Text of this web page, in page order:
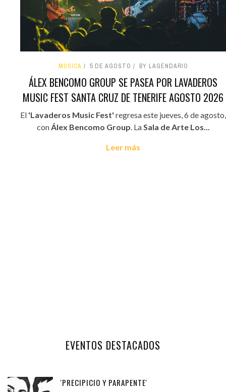
MÚSICA 5 DE AGOSTO BY LAGENDARIO
ÁLEX BENCOMO GROUP SE PASEA POR LAVADEROS
MUSIC FEST SANTA CRUZ DE TENERIFE AGOSTO 2026
El 'Lavaderos Music Fest' regresa este jueves, 6 de agosto,
conÁlex Bencomo Group. LaSala de Arte Los...
Leer más
EVENTOS DESTACADOS
'PRECIPICIO Y PARAPENTE'